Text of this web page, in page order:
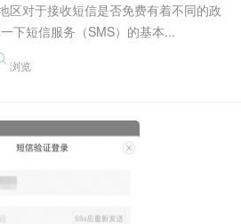
区对于接收短信是否免费有着不同的政
下短信服务（SMS）的基本...
浏览